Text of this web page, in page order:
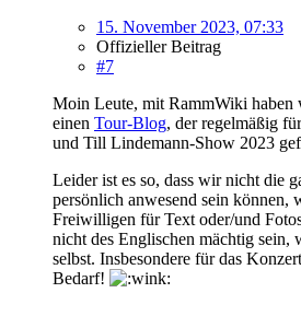
15. November 2023, 07:33
Offizieller Beitrag
#7
Moin Leute, mit RammWiki haben
einen Tour-Blog, der regelmäßig
und Till Lindemann-Show 2023
Leider ist es so, dass wir nicht die
persönlich anwesend sein können,
Freiwilligen für Text oder/und
nicht des Englischen mächtig sein,
selbst. Insbesondere für das
Bedarf!